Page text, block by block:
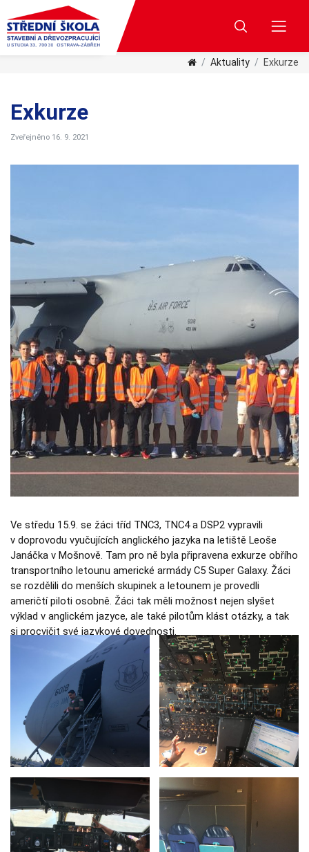
Aktuality Exkurze
Exkurze
Zveřejněno 16. 9. 2021
Ve středu 15.9. se žáci tříd TNC3, TNC4 a DSP2 vypravili
v doprovodu vyučujících anglického jazyka na letiště Leoše
Janáčka v Mošnově. Tam pro ně byla připravena exkurze obřího
transportního letounu americké armády C5 Super Galaxy. Žáci
se rozdělili do menších skupinek a letounem je provedli
američtí piloti osobně. Žáci tak měli možnost nejen slyšet
výklad v anglickém jazyce, ale také pilotům klást otázky, a tak
si procvičit své jazykové dovednosti.
Nezbytné
soubory
cookie
nejsou
volitelné.
Jsou
nezbytné
pro
fungování
webových
stránek.
zlepšovat
funkčnost a
strukturu
webových
stránek na
základě
toho, jak se
webové
stránky
Uživatelská
zkušenost
Aby naše
webové
stránky
fungovaly při
vaší návštěvě
co nejlépe.
Pokud tyto
cookies
odmítnete,
některé
funkce z
webu zmizí.